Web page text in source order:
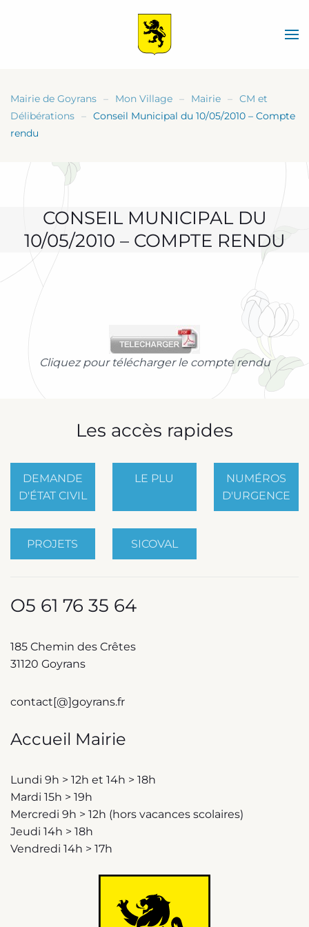
Mairie de Goyrans Mon Village Mairie
CM et
Délibérations
Conseil Municipal du 10/05/2010 – Compte
rendu
CONSEIL MUNICIPAL DU
10/05/2010 – COMPTE RENDU
Cliquez pour télécharger le compte rendu
Les accès rapides
DEMANDE
D'ÉTAT CIVIL
LE PLU
NUMÉROS
D'URGENCE
PROJETS SICOVAL
O5 61 76 35 64
185 Chemin des Crêtes
31120 Goyrans
contact[@]goyrans.fr
Accueil Mairie
Lundi 9h > 12h et 14h > 18h
Mardi 15h > 19h
Mercredi 9h > 12h (hors vacances scolaires)
Jeudi 14h > 18h
Vendredi 14h > 17h